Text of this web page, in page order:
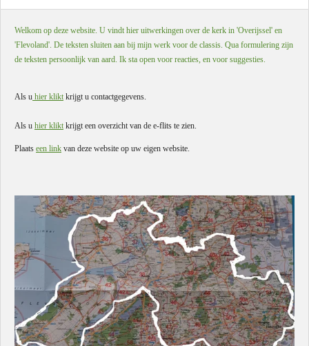
Welkom op deze website. U vindt hier uitwerkingen over de kerk in 'Overijssel' en
'Flevoland'. De teksten sluiten aan bij mijn werk voor de classis. Qua formulering zijn
de teksten persoonlijk van aard. Ik sta open voor reacties, en voor suggesties.
Als u hier klikt krijgt u contactgegevens.
Als u hier klikt krijgt een overzicht van de e-flits te zien.
Plaats een link van deze website op uw eigen website.